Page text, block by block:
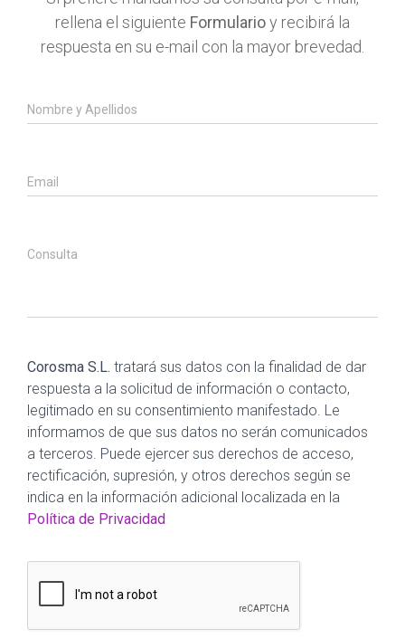
rellena el siguiente Formularioy recibirá la
respuesta en su e-mail con la mayor brevedad.
Nombre y Apellidos
Email
Consulta
Corosma S.L. tratará sus datos con la finalidad de dar
respuesta a la solicitud de información o contacto,
legitimado en su consentimiento manifestado. Le
informamos de que sus datos no serán comunicados
a terceros. Puede ejercer sus derechos de acceso,
rectificación, supresión, y otros derechos según se
indica en la información adicional localizada en la
Política de Privacidad